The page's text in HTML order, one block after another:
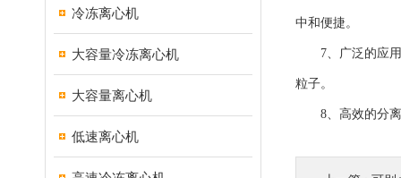
冷冻离心机
大容量冷冻离心机
大容量离心机
低速离心机
中和便捷。
7、广泛的应用
粒子。
8、高效的分离